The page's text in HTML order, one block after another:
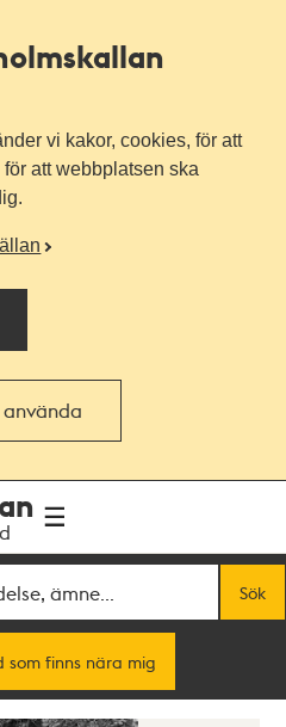
vi kakor, cookies, för att
att webbplatsen ska
Sök
som finns nära mig